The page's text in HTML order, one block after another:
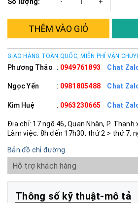
THÊM VÀO GIỎ
GIAO HÀNG TOÀN QUỐC, MIỄN PHÍ VẬN
Phương Thảo : 0949761893 Chat
Ngọc Yến : 0981805488 Chat
Kim Huệ : 0963230665 Chat
Địa chỉ: 17 ngõ 46, Quan Nhân, P. Thanh
Làm việc: 8h đến 17h30, thứ 2 > thứ 7,
Bản đồ chỉ đường
Hỗ trợ khách hàng
Thông số kỹ thuật-mô tả